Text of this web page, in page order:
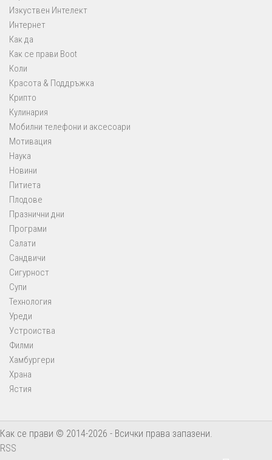
Изкуствен Интелект
Интернет
Как да
Как се прави Boot
Коли
Красота & Поддръжка
Крипто
Кулинария
Мобилни телефони и аксесоари
Мотивация
Наука
Новини
Питиета
Плодове
Празнични дни
Програми
Салати
Сандвичи
Сигурност
Супи
Технология
Уреди
Устроиства
Филми
Хамбургери
Храна
Ястия
Как се прави © 2014-2026 - Всички права запазени.
RSS